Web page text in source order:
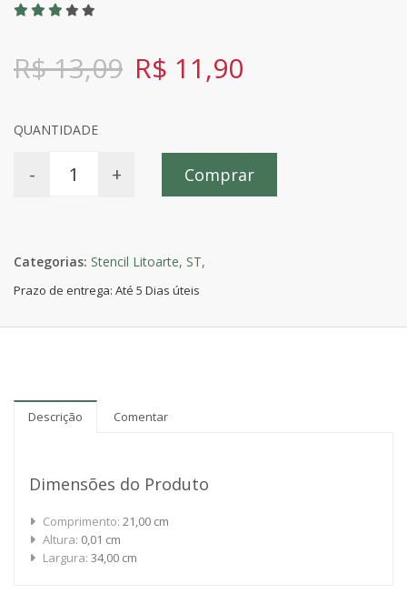
R$ 13,09 R$ 11,90
QUANTIDADE
- + Comprar
Categorias: Stencil Litoarte, ST,
Prazo de entrega: Até 5 Dias úteis
Descrição Comentar
Dimensões do Produto
Comprimento: 21,00 cm
Altura: 0,01 cm
Largura: 34,00 cm